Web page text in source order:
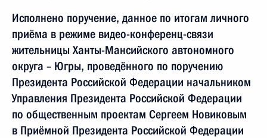
Исполнено поручение, данное по итогам личного
приёма в режиме видео-конференц-связи
жительницы Ханты-Мансийского автономного
округа – Югры, проведённого по поручению
Президента Российской Федерации начальником
Управления Президента Российской Федерации
по общественным проектам Сергеем Новиковым
в Приёмной Президента Российской Федерации